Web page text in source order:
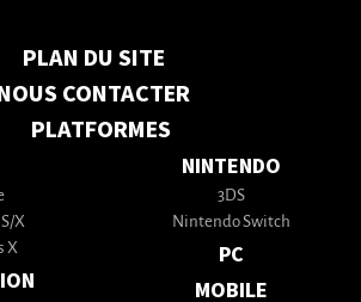
PLAN DU SITE
CONTACTER
PLATFORMES
X
X
NINTENDO
3DS
Nintendo Switch
PC
MOBILE